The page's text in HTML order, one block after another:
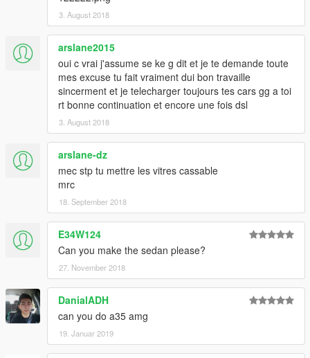
3. August 2018
arslane2015
oui c vrai j'assume se ke g dit et je te demande toute
mes excuse tu fait vraiment dui bon travaille
sincerment et je telecharger toujours tes cars gg a toi
rt bonne continuation et encore une fois dsl
3. August 2018
arslane-dz
mec stp tu mettre les vitres cassable
mrc
18. September 2018
E34W124
Can you make the sedan please?
27. November 2018
DanialADH
can you do a35 amg
19. Januar 2019